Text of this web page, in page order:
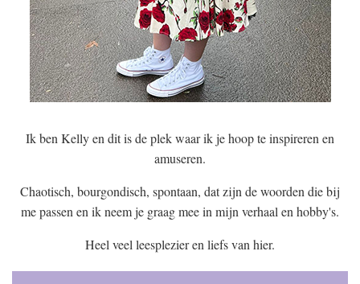
Ik ben Kelly en dit is de plek waar ik je hoop te inspireren en
amuseren.
Chaotisch, bourgondisch, spontaan, dat zijn de woorden die bij
me passen en ik neem je graag mee in mijn verhaal en hobby's.
Heel veel leesplezier en liefs van hier.